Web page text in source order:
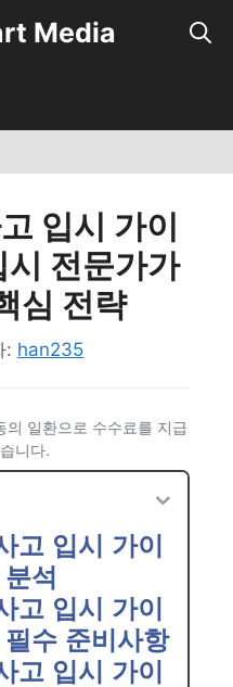
Media
입시 가이
시 전문가가
심 전략
: han235
의 일환으로 수수료를 지급
니다.
고 입시 가이
석
고 입시 가이
수 준비사항
고 입시 가이